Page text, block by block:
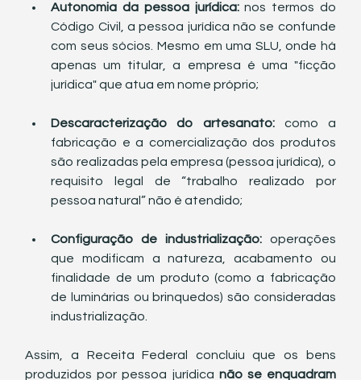
Autonomia da pessoa jurídica: nos termos do
Código Civil, a pessoa jurídica não se confunde
com seus sócios. Mesmo em uma SLU, onde há
apenas um titular, a empresa é uma "ficção
jurídica" que atua em nome próprio;
Descaracterização do artesanato: como a
fabricação e a comercialização dos produtos
são realizadas pela empresa (pessoa jurídica), o
requisito legal de “trabalho realizado por
pessoa natural” não é atendido;
Configuração de industrialização: operações
que modificam a natureza, acabamento ou
finalidade de um produto (como a fabricação
de luminárias ou brinquedos) são consideradas
industrialização.
Assim, a Receita Federal concluiu que os bens
produzidos por pessoa jurídica não se enquadram